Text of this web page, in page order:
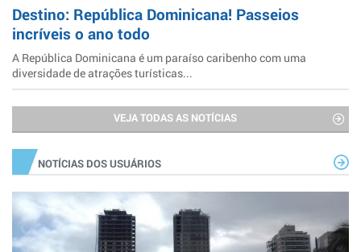
Destino: República Dominicana! Passeios
incríveis o ano todo
A República Dominicana é um paraíso caribenho com uma
diversidade de atrações turísticas...
VEJA TODAS AS NOTÍCIAS
NOTÍCIAS DOS USUÁRIOS